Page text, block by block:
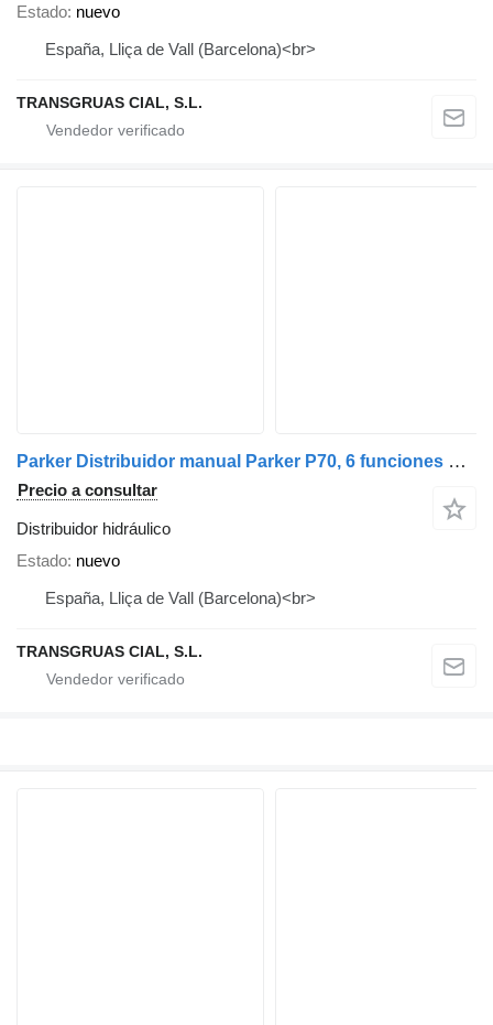
Estado nuevo
España, Lliça de Vall (Barcelona)<br>
TRANSGRUAS CIAL, S.L.
Parker Distribuidor manual Parker P70, 6 funciones distribuidor hidráulico para grúa autocargante
Precio a consultar
Distribuidor hidráulico
Estado nuevo
España, Lliça de Vall (Barcelona)<br>
TRANSGRUAS CIAL, S.L.